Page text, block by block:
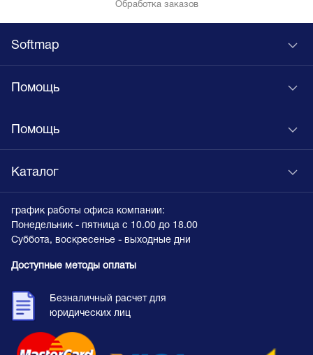
Обработка заказов
Softmap
Помощь
Помощь
Каталог
график работы офиса компании:
Понедельник - пятница с 10.00 до 18.00
Суббота, воскресенье - выходные дни
Доступные методы оплаты
Безналичный расчет для
юридических лиц